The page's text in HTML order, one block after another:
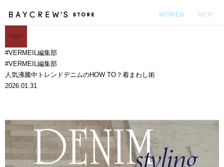
WOMEN MEN
#VERMEIL編集部
#VERMEIL編集部
人気沸騰中トレンドデニムのHOW TO？着まわし術
2026.01.31